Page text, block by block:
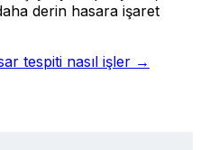
derin hasara işaret
tespiti nasıl işler →